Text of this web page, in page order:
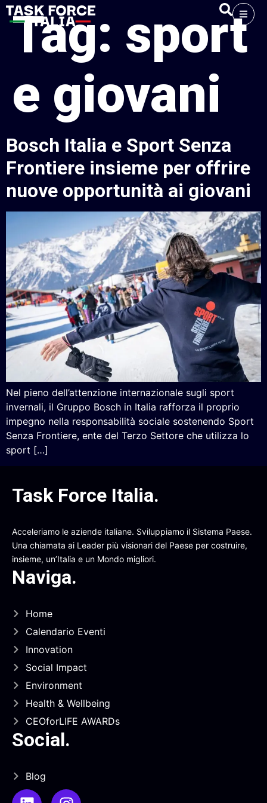
Tag: sport
e giovani
Bosch Italia e Sport Senza
Frontiere insieme per offrire
nuove opportunità ai giovani
Nel pieno dell’attenzione internazionale sugli sport
invernali, il Gruppo Bosch in Italia rafforza il proprio
impegno nella responsabilità sociale sostenendo Sport
Senza Frontiere, ente del Terzo Settore che utilizza lo
sport […]
Task Force Italia.
Acceleriamo le aziende italiane. Sviluppiamo il Sistema Paese.
Una chiamata ai Leader più visionari del Paese per costruire,
insieme, un’Italia e un Mondo migliori.
Naviga.
Home
Calendario Eventi
Innovation
Social Impact
Environment
Health & Wellbeing
CEOforLIFE AWARDs
Social.
Blog